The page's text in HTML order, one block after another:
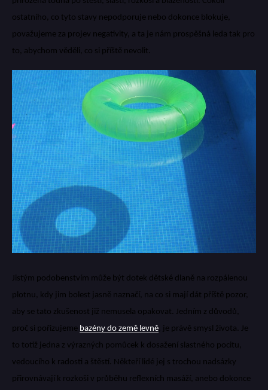
ostatního, co tyto stavy nepodporuje nebo dokonce blokuje,
považujeme za projev negativity, a ta je nám prospěšná leda tak pro
to, abychom věděli, co si příště nevolit.
Jistým podobenstvím může být dotek dětské dlaně na rozpálenou
plotnu, kdy jim bolest jasně naznačí, na co si mají dát příště pozor,
aby se tato zkušenost již nemusela opakovat. Jedním z důvodů,
proč si pořizujeme bazény do země levně, je právě smysl života. Je
to totiž jedna z výrazných pomůcek k dosažení slastného pocitu,
vedoucího k radosti a štěstí. Někteří lidé jej s trochou nadsázky
přirovnávají k rozkoši v průběhu reflexních masáží, anebo dokonce